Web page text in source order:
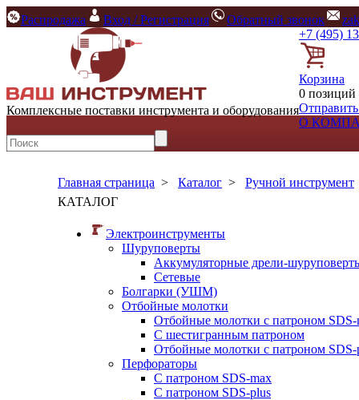
Распродажа Вход / Регистрация Обратный звонок
Комплексные поставки инструмента и оборудования
+7 (495)
Корзина
0 позиций
Отправить
О
Главная страница > Каталог > Ручной инструмент
КАТАЛОГ
Электроинструменты
Шуруповерты
Аккумуляторные дрели-
Сетевые
Болгарки (УШМ)
Отбойные молотки
Отбойные молотки с патроном SDS-
С шестигранным патроном
Отбойные молотки с патроном SDS-
Перфораторы
С патроном SDS-max
С патроном SDS-plus